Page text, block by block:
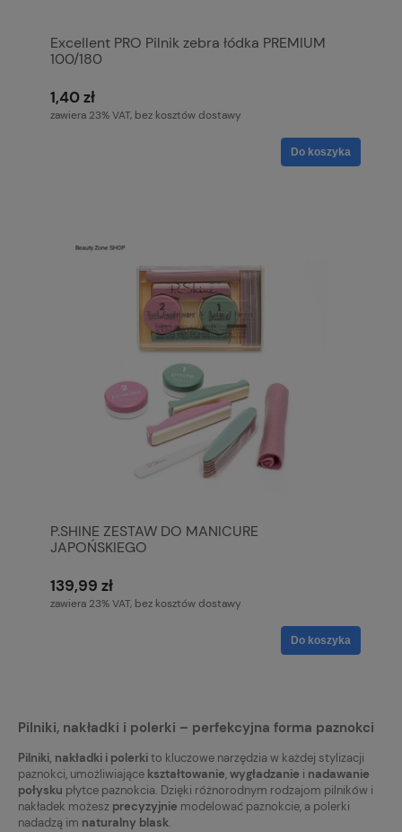
Excellent PRO Pilnik zebra łódka PREMIUM
100/180
1,40 zł
zawiera 23% VAT, bez kosztów dostawy
Do koszyka
P.SHINE ZESTAW DO MANICURE
JAPOŃSKIEGO
139,99 zł
zawiera 23% VAT, bez kosztów dostawy
Do koszyka
Pilniki, nakładki i polerki – perfekcyjna forma paznokci
Pilniki, nakładki i polerkito kluczowe narzędzia w każdej stylizacji
paznokci, umożliwiające kształtowanie,wygładzanie i nadawanie
połysku płytce paznokcia. Dzięki różnorodnym rodzajom pilników i
nakładek możesz precyzyjnie modelować paznokcie, a polerki
nadadzą im naturalny blask.